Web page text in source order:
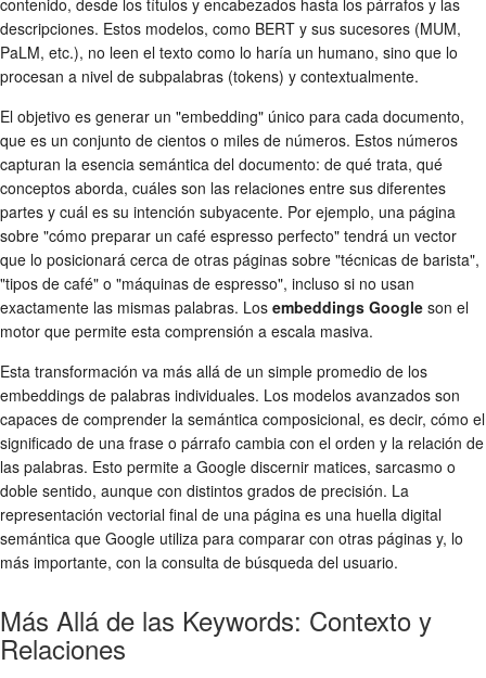
descripciones. Estos modelos, como BERT y sus sucesores (MUM,
PaLM, etc.), no leen el texto como lo haría un humano, sino que lo
procesan a nivel de subpalabras (tokens) y contextualmente.
El objetivo es generar un "embedding" único para cada documento,
que es un conjunto de cientos o miles de números. Estos números
capturan la esencia semántica del documento: de qué trata, qué
conceptos aborda, cuáles son las relaciones entre sus diferentes
partes y cuál es su intención subyacente. Por ejemplo, una página
sobre "cómo preparar un café espresso perfecto" tendrá un vector
que lo posicionará cerca de otras páginas sobre "técnicas de barista",
"tipos de café" o "máquinas de espresso", incluso si no usan
exactamente las mismas palabras. Los embeddings Google son el
motor que permite esta comprensión a escala masiva.
Esta transformación va más allá de un simple promedio de los
embeddings de palabras individuales. Los modelos avanzados son
capaces de comprender la semántica composicional, es decir, cómo el
significado de una frase o párrafo cambia con el orden y la relación de
las palabras. Esto permite a Google discernir matices, sarcasmo o
doble sentido, aunque con distintos grados de precisión. La
representación vectorial final de una página es una huella digital
semántica que Google utiliza para comparar con otras páginas y, lo
más importante, con la consulta de búsqueda del usuario.
Más Allá de las Keywords: Contexto y
Relaciones